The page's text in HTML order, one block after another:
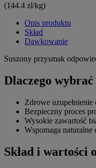
(144.4 zł/kg)
Opis produktu
Skład
Dawkowanie
Suszony przysmak
Dlaczego
Zdrowe
Bezpieczny proces
Wysokie zawartość
Wspomaga naturalne
Skład i wartości